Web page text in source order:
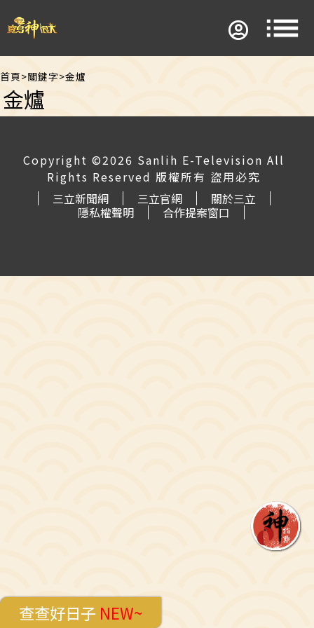
首頁>關鍵字>金爐
金爐
Copyright ©2026 Sanlih E-Television All
Rights Reserved 版權所有 盜用必究
三立新聞網
三立官網
關於三立
隱私權聲明
合作提案窗口
查查好日子 NEW~